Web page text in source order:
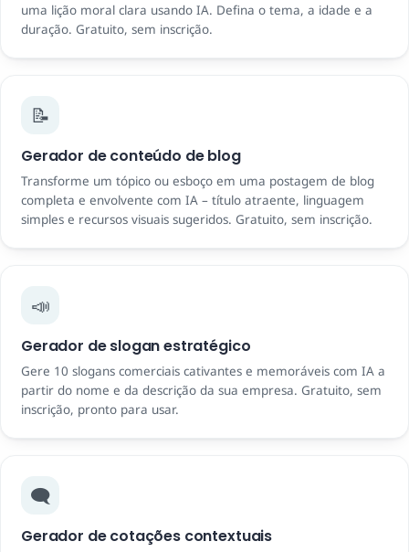
uma lição moral clara usando IA. Defina o tema, a idade e a
duração. Gratuito, sem inscrição.
📝
Gerador de conteúdo de blog
Transforme um tópico ou esboço em uma postagem de blog
completa e envolvente com IA – título atraente, linguagem
simples e recursos visuais sugeridos. Gratuito, sem inscrição.
📣
Gerador de slogan estratégico
Gere 10 slogans comerciais cativantes e memoráveis ​​com IA a
partir do nome e da descrição da sua empresa. Gratuito, sem
inscrição, pronto para usar.
🗨️
Gerador de cotações contextuais